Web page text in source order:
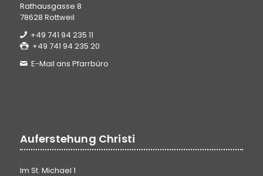
Rathausgasse 8
78628 Rottweil
+49 741 94 235 11
+49 741 94 235 20
E-Mail ans Pfarrbüro
Auferstehung Christi
Im St. Michael 1